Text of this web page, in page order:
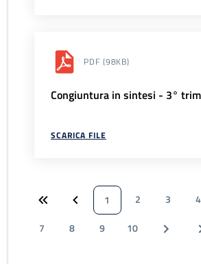
PDF (98KB)
Congiuntura in sintesi - 3°
SCARICA FILE
1 2 3 4
7
8 9 10